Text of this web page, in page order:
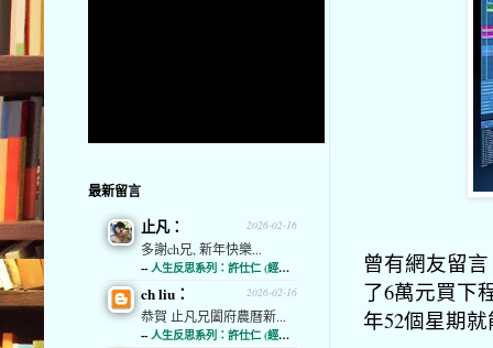
曾有網友留
了6萬元買下
年52個星期
最新留言
2026-02-16
止凡：
多謝ch兄, 新年快樂...
-- 人生反思系列：許仕仁 (經濟通)
2026-02-16
ch liu：
恭賀 止凡兄闔府農曆新...
-- 人生反思系列：許仕仁 (經濟通)